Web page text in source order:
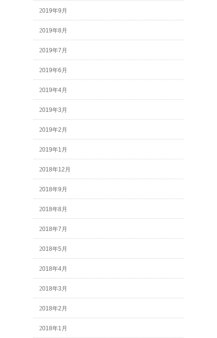
2019年9月
2019年8月
2019年7月
2019年6月
2019年4月
2019年3月
2019年2月
2019年1月
2018年12月
2018年9月
2018年8月
2018年7月
2018年5月
2018年4月
2018年3月
2018年2月
2018年1月